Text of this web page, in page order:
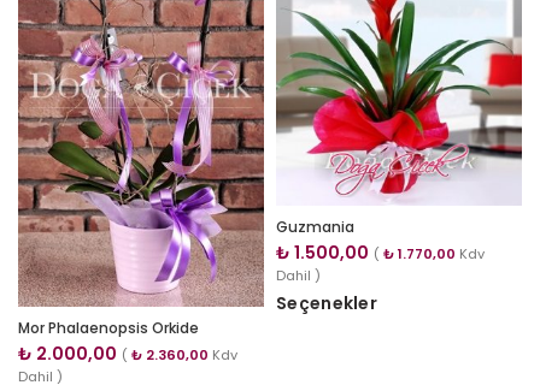
Mor Phalaenopsis Orkide
₺ 2.000,00 ( ₺ 2.360,00 Kdv
Dahil )
Guzmania
₺ 1.500,00 ( ₺1.770,00 Kdv
Dahil )
Seçenekler